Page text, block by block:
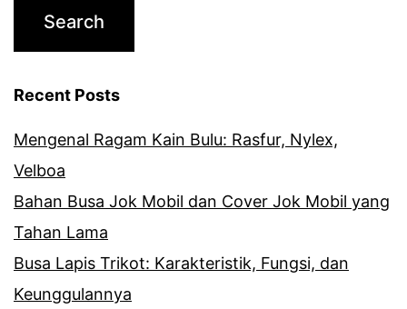
Recent Posts
Mengenal Ragam Kain Bulu: Rasfur, Nylex,
Velboa
Bahan Busa Jok Mobil dan Cover Jok Mobil yang
Tahan Lama
Busa Lapis Trikot: Karakteristik, Fungsi, dan
Keunggulannya